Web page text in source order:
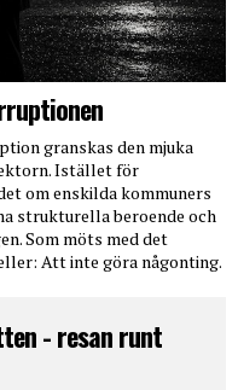
granskas den mjuka
Istället för
om enskilda kommuners
strukturella beroende och
Som möts med det
Att inte göra någonting.
- resan runt